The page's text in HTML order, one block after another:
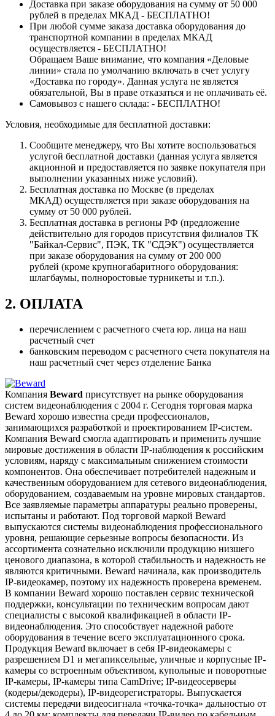
Доставка при заказе оборудования на сумму от 50 000
рублей в пределах МКАД - БЕСПЛАТНО!
При любой сумме заказа доставка оборудования до
транспортной компании в пределах МКАД
осуществляется - БЕСПЛАТНО!
Обращаем Ваше внимание, что компания «Деловые
линии» стала по умолчанию включать в счет услугу
«Доставка по городу». Данная услуга не является
обязательной, Вы в праве отказаться и не оплачивать её.
Самовывоз с нашего склада: - БЕСПЛАТНО!
Условия, необходимые для бесплатной доставки:
Сообщите менеджеру, что Вы хотите воспользоваться
услугой бесплатной доставки (данная услуга является
акционной и предоставляется по заявке покупателя при
выполнении указанных ниже условий).
Бесплатная доставка по Москве (в пределах
МКАД) осуществляется при заказе оборудования на
сумму от 50 000 рублей.
Бесплатная доставка в регионы РФ (предложение
действительно для городов присутствия филиалов ТК
"Байкал-Сервис", ПЭК, ТК "СДЭК") осуществляется
при заказе оборудования на сумму от 200 000
рублей (кроме крупногабаритного оборудования:
шлагбаумы, полноростовые турникеты и т.п.).
2. ОПЛАТА
перечислением с расчетного счета юр. лица на наш
расчетный счет
банковским переводом с расчетного счета покупателя на
наш расчетный счет через отделение Банка
Компания Beward присутствует на рынке оборудования
систем видеонаблюдения с 2004 г. Сегодня торговая марка
Beward хорошо известна среди профессионалов,
занимающихся разработкой и проектированием IP-систем.
Компания Beward смогла адаптировать и применить лучшие
мировые достижения в области IP-наблюдения к российским
условиям, наряду с максимальным снижением стоимости
компонентов. Она обеспечивает потребителей надежным и
качественным оборудованием для сетевого видеонаблюдения,
оборудованием, создаваемым на уровне мировых стандартов.
Все заявляемые параметры аппаратуры реально проверены,
испытаны и работают. Под торговой маркой Beward
выпускаются системы видеонаблюдения профессионального
уровня, решающие серьезные вопросы безопасности. Из
ассортимента сознательно исключили продукцию низшего
ценового диапазона, в которой стабильность и надежность не
являются критичными. Beward начинала, как производитель
IP-видеокамер, поэтому их надежность проверена временем.
В компании Beward хорошо поставлен сервис технической
поддержки, консультации по техническим вопросам дают
специалисты с высокой квалификацией в области IP-
видеонаблюдения. Это способствует надежной работе
оборудования в течение всего эксплуатационного срока.
Продукция Beward включает в себя IP-видеокамеры с
разрешением D1 и мегапиксельные, уличные и корпусные IP-
камеры со встроенным объективом, купольные и поворотные
IP-камеры, IP-камеры типа CamDrive; IP-видеосерверы
(кодеры/декодеры), IP-видеорегистраторы. Выпускается
системы передачи видеосигнала «точка-точка» дальностью от